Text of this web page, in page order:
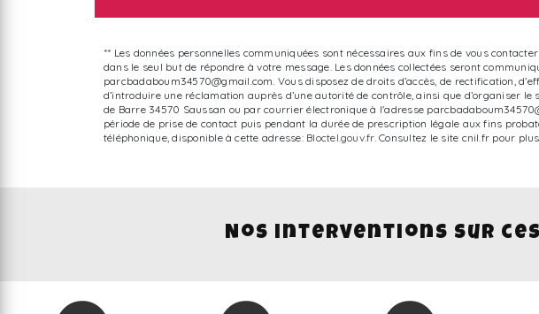
** Les données personnelles communiquées sont nécessaires aux fins de vous
dans le seul but de répondre à votre message. Les données collectées seront
parcbadaboum34570@gmail.com. Vous disposez de droits d’accès, de rectification,
d’introduire une réclamation auprès d’une autorité de contrôle, ainsi que d’organiser
de Barre 34570 Saussan ou par courrier électronique à l'adresse
période de prise de contact puis pendant la durée de prescription légale aux fins
téléphonique, disponible à cette adresse: Bloctel.gouv.fr. Consultez le site cnil.fr pour
Nos interventions sur